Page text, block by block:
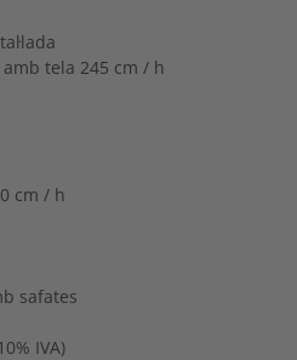
tela 245 cm / h
cm / h
safates
IVA)